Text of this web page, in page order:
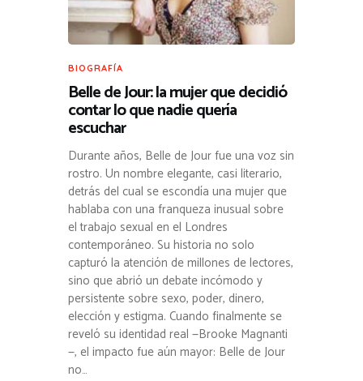
BIOGRAFÍA
Belle de Jour: la mujer que decidió
contar lo que nadie quería
escuchar
Durante años, Belle de Jour fue una voz sin
rostro. Un nombre elegante, casi literario,
detrás del cual se escondía una mujer que
hablaba con una franqueza inusual sobre
el trabajo sexual en el Londres
contemporáneo. Su historia no solo
capturó la atención de millones de lectores,
sino que abrió un debate incómodo y
persistente sobre sexo, poder, dinero,
elección y estigma. Cuando finalmente se
reveló su identidad real —Brooke Magnanti
—, el impacto fue aún mayor: Belle de Jour
no…